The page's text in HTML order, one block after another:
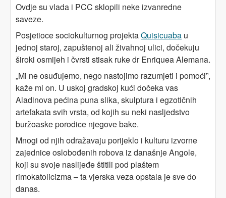
Ovdje su vlada i PCC sklopili neke izvanredne
saveze.
Posjetioce sociokulturnog projektaQuisicuaba u
jednoj staroj, zapuštenoj ali živahnoj ulici, dočekuju
široki osmijeh i čvrsti stisak ruke dr Enriquea Alemana.
„Mi ne osuđujemo, nego nastojimo razumjeti i pomoći”,
kaže mi on. U uskoj gradskoj kući dočeka vas
Aladinova pećina puna slika, skulptura i egzotičnih
artefakata svih vrsta, od kojih su neki nasljedstvo
buržoaske porodice njegove bake.
Mnogi od njih odražavaju porijeklo i kulturu izvorne
zajednice oslobođenih robova iz današnje Angole,
koji su svoje naslijeđe štitili pod plaštem
rimokatolicizma – ta vjerska veza opstala je sve do
danas.